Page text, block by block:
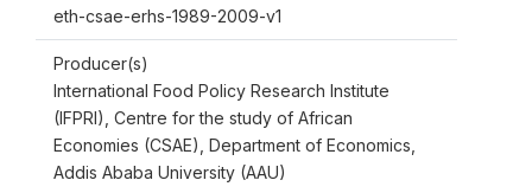
eth-csae-erhs-1989-2009-v1
Producer(s)
International Food Policy Research Institute
(IFPRI), Centre for the study of African
Economies (CSAE), Department of Economics,
Addis Ababa University (AAU)